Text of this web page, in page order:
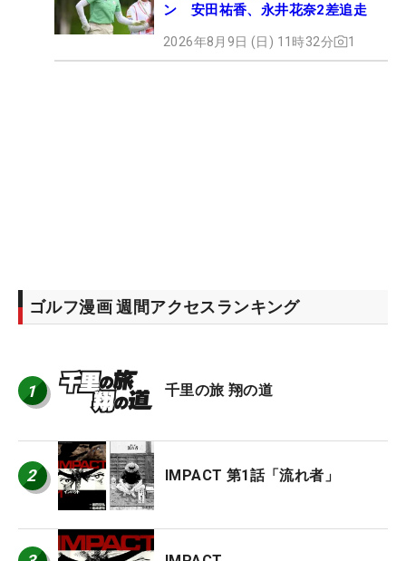
ン 安田祐香、永井花奈2差追走
2026年8月9日 (日) 11時32分 1
ゴルフ漫画 週間アクセスランキング
1 千里の旅 翔の道
2 IMPACT 第1話「流れ者」